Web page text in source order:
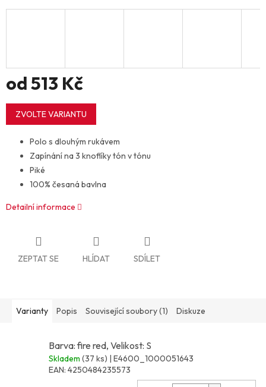
od513 Kč
Měrná
cena:
ZVOLTE VARIANTU
Polo s dlouhým rukávem
Zapínání na 3 knoflíky tón v tónu
Piké
100% česaná bavlna
Detailní informace
ZEPTAT SE HLÍDAT SDÍLET
Varianty Popis Související soubory (1) Diskuze
Barva: fire red, Velikost: S
Skladem (37 ks) | E4600_1000051643
EAN: 4250484235573